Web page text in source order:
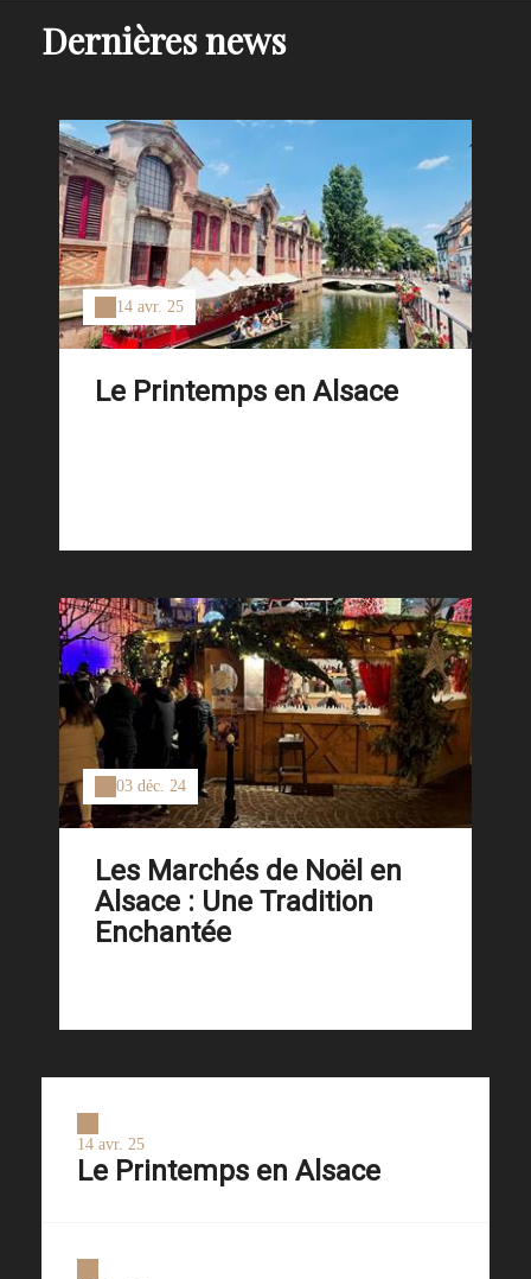
Dernières news
14 avr. 25
Le Printemps en Alsace
03 déc. 24
Les Marchés de Noël en
Alsace : Une Tradition
Enchantée
14 avr. 25
Le Printemps en Alsace